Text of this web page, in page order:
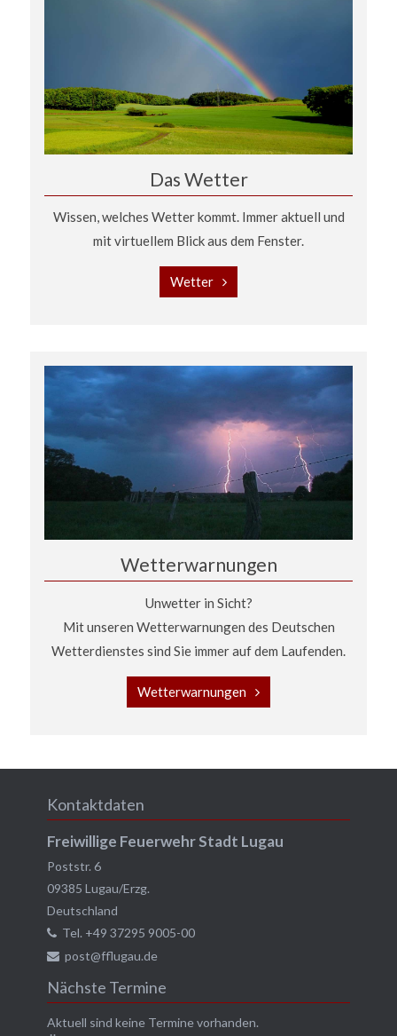
Das Wetter
Wissen, welches Wetter kommt. Immer aktuell und
mit virtuellem Blick aus dem Fenster.
Wetter
Wetterwarnungen
Unwetter in Sicht?
Mit unseren Wetterwarnungen des Deutschen
Wetterdienstes sind Sie immer auf dem Laufenden.
Wetterwarnungen
Kontaktdaten
Freiwillige Feuerwehr Stadt Lugau
Poststr. 6
09385 Lugau/Erzg.
Deutschland
Tel. +49 37295 9005-00
post@fflugau.de
Nächste Termine
Aktuell sind keine Termine vorhanden.